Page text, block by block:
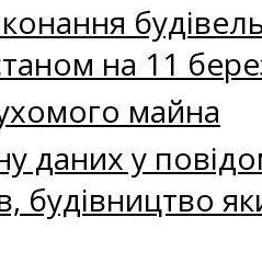
на 11
майна
даних у
будівництво